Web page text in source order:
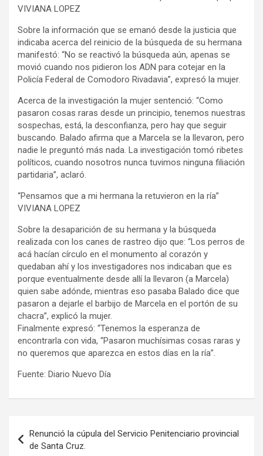
VIVIANA LOPEZ
Sobre la información que se emanó desde la justicia que
indicaba acerca del reinicio de la búsqueda de su hermana
manifestó: “No se reactivó la búsqueda aún, apenas se
movió cuando nos pidieron los ADN para cotejar en la
Policía Federal de Comodoro Rivadavia”, expresó la mujer.
Acerca de la investigación la mujer sentenció: “Como
pasaron cosas raras desde un principio, tenemos nuestras
sospechas, está, la desconfianza, pero hay que seguir
buscando. Balado afirma que a Marcela se la llevaron, pero
nadie le preguntó más nada. La investigación tomó ribetes
políticos, cuando nosotros nunca tuvimos ninguna filiación
partidaria”, aclaró.
“Pensamos que a mi hermana la retuvieron en la ría”
VIVIANA LOPEZ
Sobre la desaparición de su hermana y la búsqueda
realizada con los canes de rastreo dijo que: “Los perros de
acá hacían círculo en el monumento al corazón y
quedaban ahí y los investigadores nos indicaban que es
porque eventualmente desde allí la llevaron (a Marcela)
quien sabe adónde, mientras eso pasaba Balado dice que
pasaron a dejarle el barbijo de Marcela en el portón de su
chacra”, explicó la mujer.
Finalmente expresó: “Tenemos la esperanza de
encontrarla con vida, “Pasaron muchísimas cosas raras y
no queremos que aparezca en estos días en la ría”.
Fuente: Diario Nuevo Día
de
Renunció la cúpula del Servicio Penitenciario provincial
de Santa Cruz.